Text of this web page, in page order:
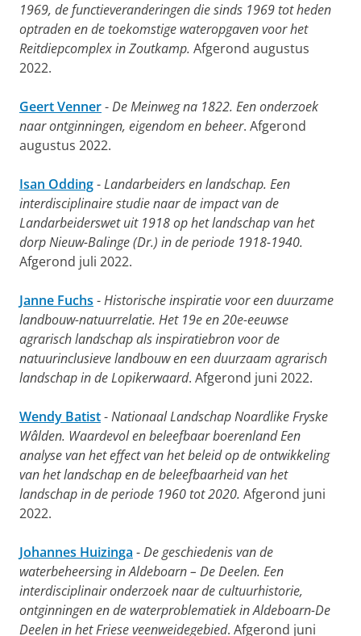
1969, de functieveranderingen die sinds 1969 tot heden
optraden en de toekomstige wateropgaven voor het
Reitdiepcomplex in Zoutkamp. Afgerond augustus
2022.
Geert Venner-De Meinweg na 1822. Een onderzoek
naar ontginningen, eigendom en beheer. Afgerond
augustus 2022.
Isan Odding-Landarbeiders en landschap. Een
interdisciplinaire studie naar de impact van de
Landarbeiderswet uit 1918 op het landschap van het
dorp Nieuw-Balinge (Dr.) in de periode 1918-1940.
Afgerond juli 2022.
Janne Fuchs -Historische inspiratie voor een duurzame
landbouw-natuurrelatie. Het 19e en 20e-eeuwse
agrarisch landschap als inspiratiebron voor de
natuurinclusieve landbouw en een duurzaam agrarisch
landschap in de Lopikerwaard. Afgerond juni 2022.
Wendy Batist-Nationaal Landschap Noardlike Fryske
Wâlden. Waardevol en beleefbaar boerenland Een
analyse van het effect van het beleid op de ontwikkeling
van het landschap en de beleefbaarheid van het
landschap in de periode 1960 tot 2020. Afgerond juni
2022.
Johannes Huizinga -De geschiedenis van de
waterbeheersing in Aldeboarn – De Deelen. Een
interdisciplinair onderzoek naar de cultuurhistorie,
ontginningen en de waterproblematiek in Aldeboarn-De
Deelen in het Friese veenweidegebied. Afgerond juni